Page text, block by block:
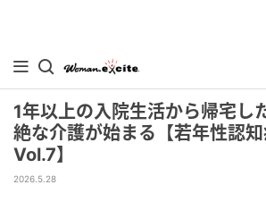
1年以上の入院生活から帰宅し
絶な介護が始まる【若年性認
Vol.7】
2026.5.28